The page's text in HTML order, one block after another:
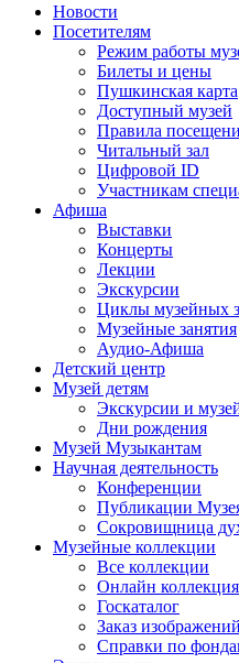
Новости
Посетителям
Режим работы
Билеты и цены
Пушкинская карта
Доступный музей
Правила
Читальный зал
Цифровой ID
Участникам
Афиша
Выставки
Концерты
Лекции
Экскурсии
Циклы музейных
Музейные занятия
Аудио-Афиша
Детский центр
Музей детям
Экскурсии и
Дни рождения
Музей Музыкантам
Научная деятельность
Конференции
Публикации
Сокровищница
Музейные коллекции
Все коллекции
Онлайн коллекция
Госкаталог
Заказ изображений
Справки по